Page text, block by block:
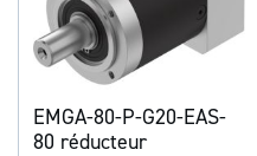
EMGA-80-P-G20-EAS-
80 réducteur